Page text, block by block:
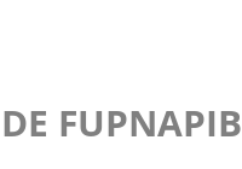
FUPNAPIB